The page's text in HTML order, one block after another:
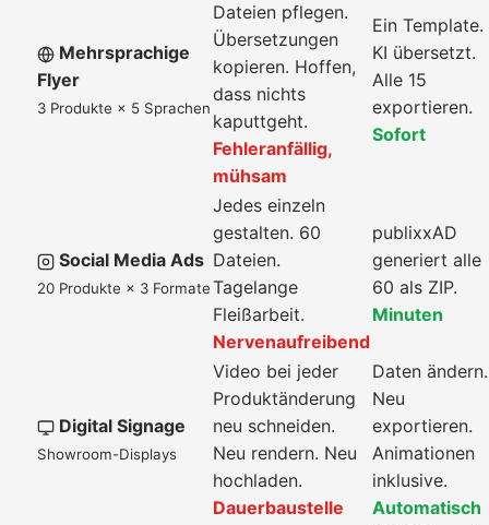
Mehrsprachige
Flyer
3 Produkte × 5 Sprachen
Dateien pflegen.
Übersetzungen
kopieren. Hoffen,
dass nichts
kaputtgeht.
Fehleranfällig,
mühsam
Ein Template.
KI übersetzt.
Alle 15
exportieren.
Sofort
Social Media Ads
20 Produkte × 3 Formate
Jedes einzeln
gestalten. 60
Dateien.
Tagelange
Fleißarbeit.
Nervenaufreibend
publixxAD
generiert alle
60 als ZIP.
Minuten
Digital Signage
Showroom-Displays
Video bei jeder
Produktänderung
neu schneiden.
Neu rendern. Neu
hochladen.
Dauerbaustelle
Daten ändern.
Neu
exportieren.
Animationen
inklusive.
Automatisch